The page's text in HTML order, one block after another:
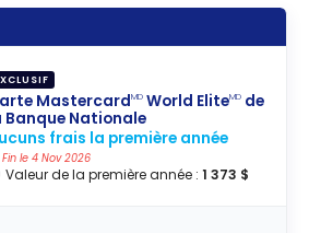
MastercardMD World EliteMD de
Banque Nationale
frais la première année
Fin le 4 Nov 2026
Valeur de la première année : 1 373 $